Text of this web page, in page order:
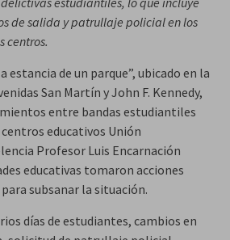
de salida y patrullaje policial en los
centros.
estancia de un parque”, ubicado en la
San Martín y John F. Kennedy,
entre bandas estudiantiles
educativos Unión
Profesor Luis Encarnación
educativas tomaron acciones
subsanar la situación.
días de estudiantes, cambios en